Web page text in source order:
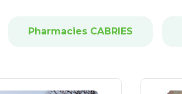
Pharmacies CABRIES